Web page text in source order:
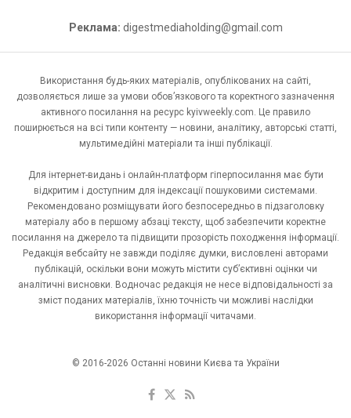
Реклама: digestmediaholding@gmail.com
Використання будь-яких матеріалів, опублікованих на сайті,
дозволяється лише за умови обов’язкового та коректного зазначення
активного посилання на ресурс kyivweekly.com. Це правило
поширюється на всі типи контенту — новини, аналітику, авторські статті,
мультимедійні матеріали та інші публікації.
Для інтернет-видань і онлайн-платформ гіперпосилання має бути
відкритим і доступним для індексації пошуковими системами.
Рекомендовано розміщувати його безпосередньо в підзаголовку
матеріалу або в першому абзаці тексту, щоб забезпечити коректне
посилання на джерело та підвищити прозорість походження інформації.
Редакція вебсайту не завжди поділяє думки, висловлені авторами
публікацій, оскільки вони можуть містити суб’єктивні оцінки чи
аналітичні висновки. Водночас редакція не несе відповідальності за
зміст поданих матеріалів, їхню точність чи можливі наслідки
використання інформації читачами.
© 2016-2026 Останні новини Києва та України